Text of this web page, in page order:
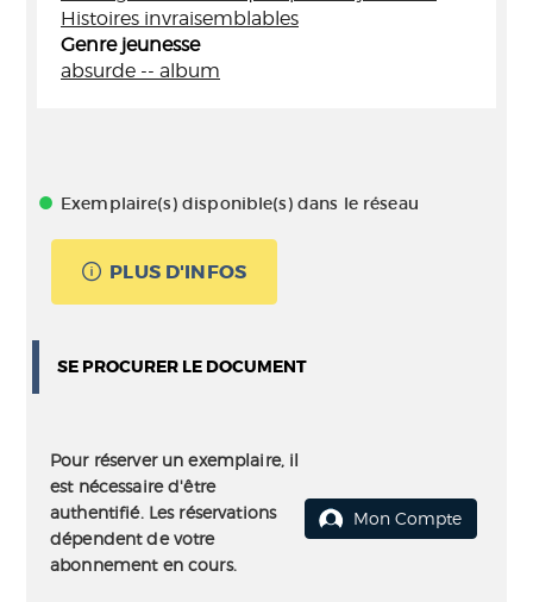
Histoires invraisemblables
Genre jeunesse
absurde -- album
Exemplaire(s) disponible(s) dans le réseau
PLUS D'INFOS
SE PROCURER LE DOCUMENT
Pour réserver un exemplaire, il
est nécessaire d'être
authentifié. Les réservations
dépendent de votre
abonnement en cours.
Mon Compte